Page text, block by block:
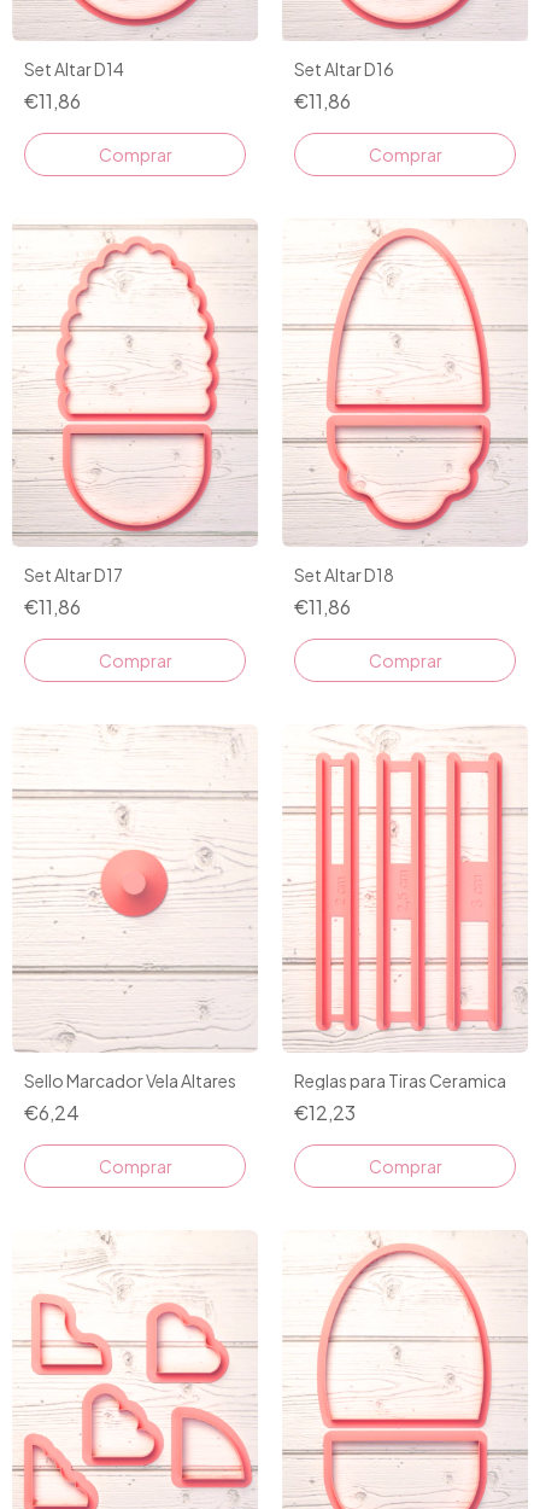
Set Altar D14
€11,86
Comprar
Set Altar D16
€11,86
Comprar
Set Altar D17
€11,86
Comprar
Set Altar D18
€11,86
Comprar
Sello Marcador Vela Altares
€6,24
Comprar
Reglas para Tiras Ceramica
€12,23